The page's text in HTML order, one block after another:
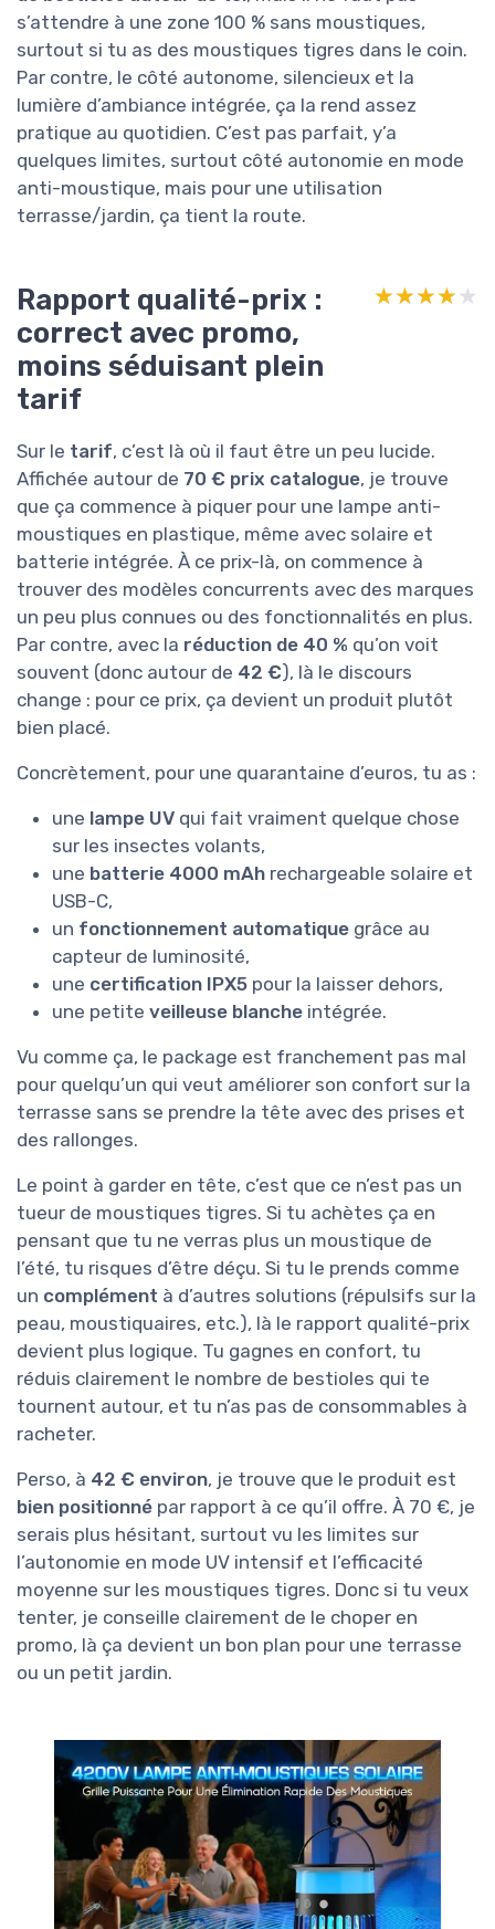
s’attendre à une zone 100 % sans moustiques,
surtout si tu as des moustiques tigres dans le coin.
Par contre, le côté autonome, silencieux et la
lumière d’ambiance intégrée, ça la rend assez
pratique au quotidien. C’est pas parfait, y’a
quelques limites, surtout côté autonomie en mode
anti-moustique, mais pour une utilisation
terrasse/jardin, ça tient la route.
Rapport qualité-prix :
correct avec promo,
moins séduisant plein
tarif
★★★★★
★★★★★
Sur le tarif, c’est là où il faut être un peu lucide.
Affichée autour de 70 € prix catalogue, je trouve
que ça commence à piquer pour une lampe anti-
moustiques en plastique, même avec solaire et
batterie intégrée. À ce prix-là, on commence à
trouver des modèles concurrents avec des marques
un peu plus connues ou des fonctionnalités en plus.
Par contre, avec la réduction de 40 % qu’on voit
souvent (donc autour de 42 €), là le discours
change : pour ce prix, ça devient un produit plutôt
bien placé.
Concrètement, pour une quarantaine d’euros, tu as :
une lampe UV qui fait vraiment quelque chose
sur les insectes volants,
une batterie 4000 mAh rechargeable solaire et
USB-C,
un fonctionnement automatique grâce au
capteur de luminosité,
une certification IPX5 pour la laisser dehors,
une petite veilleuse blanche intégrée.
Vu comme ça, le package est franchement pas mal
pour quelqu’un qui veut améliorer son confort sur la
terrasse sans se prendre la tête avec des prises et
des rallonges.
Le point à garder en tête, c’est que ce n’est pas un
tueur de moustiques tigres. Si tu achètes ça en
pensant que tu ne verras plus un moustique de
l’été, tu risques d’être déçu. Si tu le prends comme
un complément à d’autres solutions (répulsifs sur la
peau, moustiquaires, etc.), là le rapport qualité-prix
devient plus logique. Tu gagnes en confort, tu
réduis clairement le nombre de bestioles qui te
tournent autour, et tu n’as pas de consommables à
racheter.
Perso, à 42 € environ, je trouve que le produit est
bien positionné par rapport à ce qu’il offre. À 70 €, je
serais plus hésitant, surtout vu les limites sur
l’autonomie en mode UV intensif et l’efficacité
moyenne sur les moustiques tigres. Donc si tu veux
tenter, je conseille clairement de le choper en
promo, là ça devient un bon plan pour une terrasse
ou un petit jardin.